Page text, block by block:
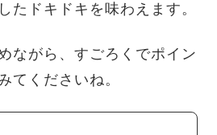
たドキドキを味わえます。
ながら、すごろくでポイン
てくださいね。